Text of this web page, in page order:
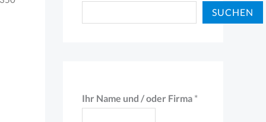
SUCHEN
g
Ihr Name und / oder Firma *